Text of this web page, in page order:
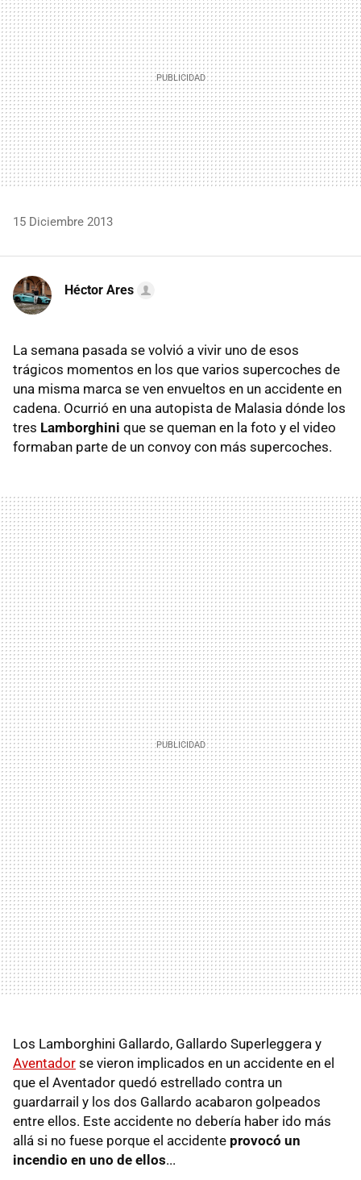
15 Diciembre 2013
Héctor Ares
La semana pasada se volvió a vivir uno de esos
trágicos momentos en los que varios supercoches de
una misma marca se ven envueltos en un accidente en
cadena. Ocurrió en una autopista de Malasia dónde los
tres Lamborghini que se queman en la foto y el video
formaban parte de un convoy con más supercoches.
Los Lamborghini Gallardo, Gallardo Superleggera y
Aventador se vieron implicados en un accidente en el
que el Aventador quedó estrellado contra un
guardarrail y los dos Gallardo acabaron golpeados
entre ellos. Este accidente no debería haber ido más
allá si no fuese porque el accidente provocó un
incendio en uno de ellos...